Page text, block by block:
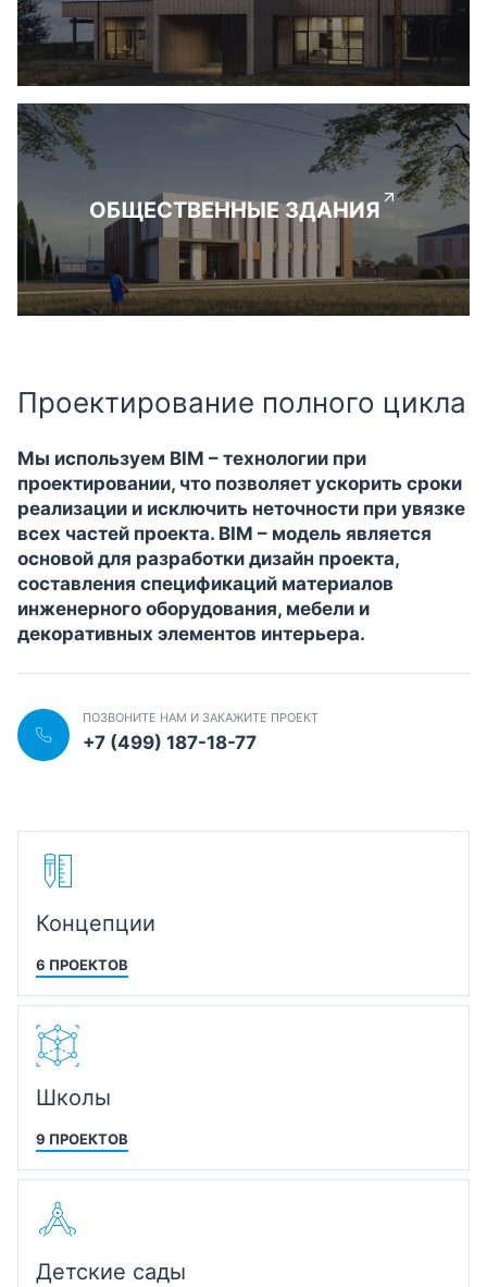
ОБЩЕСТВЕННЫЕ ЗДАНИЯ
Проектирование полного цикла
Мы используем BIM – технологии при
проектировании, что позволяет ускорить сроки
реализации и исключить неточности при увязке
всех частей проекта. BIM – модель является
основой для разработки дизайн проекта,
составления спецификаций материалов
инженерного оборудования, мебели и
декоративных элементов интерьера.
ПОЗВОНИТЕ НАМ И ЗАКАЖИТЕ ПРОЕКТ
+7 (499) 187-18-77
Концепции
6 ПРОЕКТОВ
Школы
9 ПРОЕКТОВ
Детские сады